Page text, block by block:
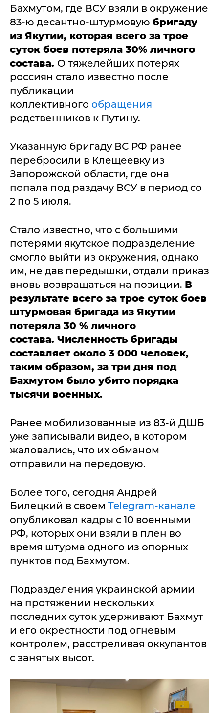
Бахмутом, где ВСУ взяли в окружение
83-ю десантно-штурмовую бригаду
из Якутии, которая всего за трое
суток боев потеряла 30% личного
состава. О тяжелейших потерях
россиян стало известно после
публикации
коллективного обращения
родственников к Путину.
Указанную бригаду ВС РФ ранее
перебросили в Клещеевку из
Запорожской области, где она
попала под раздачу ВСУ в период со
2 по 5 июля.
Стало известно, что с большими
потерями якутское подразделение
смогло выйти из окружения, однако
им, не дав передышки, отдали приказ
вновь возвращаться на позиции. В
результате всего за трое суток боев
штурмовая бригада из Якутии
потеряла 30 % личного
состава. Численность бригады
составляет около 3 000 человек,
таким образом, за три дня под
Бахмутом было убито порядка
тысячи военных.
Ранее мобилизованные из 83-й ДШБ
уже записывали видео, в котором
жаловались, что их обманом
отправили на передовую.
Более того, сегодня Андрей
Билецкий в своем Telegram-канале
опубликовал кадры с 10 военными
РФ, которых они взяли в плен во
время штурма одного из опорных
пунктов под Бахмутом.
Подразделения украинской армии
на протяжении нескольких
последних суток удерживают Бахмут
и его окрестности под огневым
контролем, расстреливая оккупантов
с занятых высот.